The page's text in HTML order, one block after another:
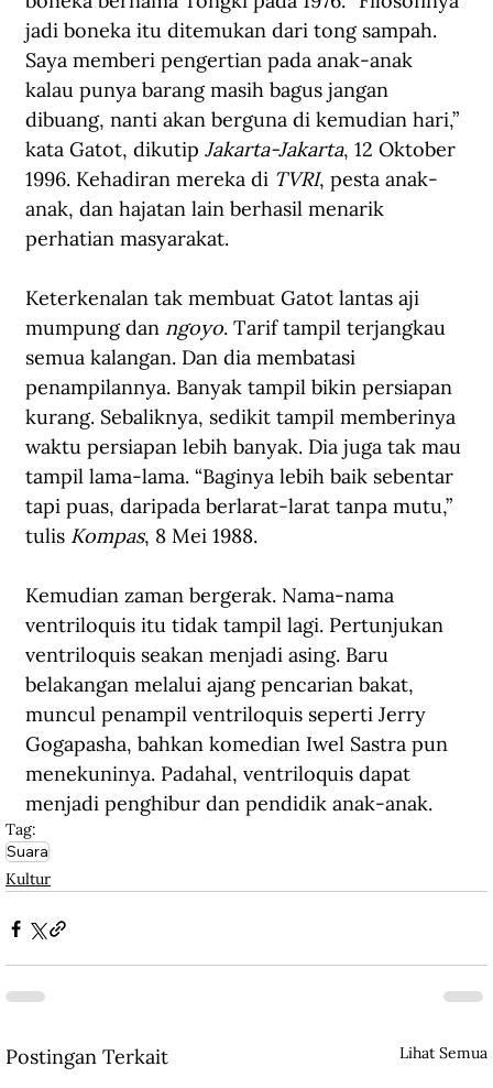
jadi boneka itu ditemukan dari tong sampah.
Saya memberi pengertian pada anak-anak
kalau punya barang masih bagus jangan
dibuang, nanti akan berguna di kemudian hari,”
kata Gatot, dikutip Jakarta-Jakarta, 12 Oktober
1996. Kehadiran mereka di TVRI, pesta anak-
anak, dan hajatan lain berhasil menarik
perhatian masyarakat.
Keterkenalan tak membuat Gatot lantas aji
mumpung dan ngoyo. Tarif tampil terjangkau
semua kalangan. Dan dia membatasi
penampilannya. Banyak tampil bikin persiapan
kurang. Sebaliknya, sedikit tampil memberinya
waktu persiapan lebih banyak. Dia juga tak mau
tampil lama-lama. “Baginya lebih baik sebentar
tapi puas, daripada berlarat-larat tanpa mutu,”
tulis Kompas, 8 Mei 1988.
Kemudian zaman bergerak. Nama-nama
ventriloquis itu tidak tampil lagi. Pertunjukan
ventriloquis seakan menjadi asing. Baru
belakangan melalui ajang pencarian bakat,
muncul penampil ventriloquis seperti Jerry
Gogapasha, bahkan komedian Iwel Sastra pun
menekuninya. Padahal, ventriloquis dapat
menjadi penghibur dan pendidik anak-anak.
Tag:
Suara
Kultur
Postingan Terkait Lihat Semua